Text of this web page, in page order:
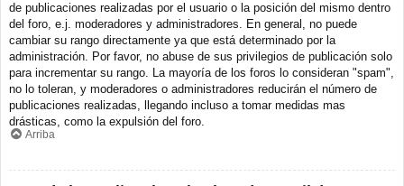
de publicaciones realizadas por el usuario o la posición del mismo dentro
del foro, e.j. moderadores y administradores. En general, no puede
cambiar su rango directamente ya que está determinado por la
administración. Por favor, no abuse de sus privilegios de publicación solo
para incrementar su rango. La mayoría de los foros lo consideran "spam",
no lo toleran, y moderadores o administradores reducirán el número de
publicaciones realizadas, llegando incluso a tomar medidas mas
drásticas, como la expulsión del foro.
Arriba